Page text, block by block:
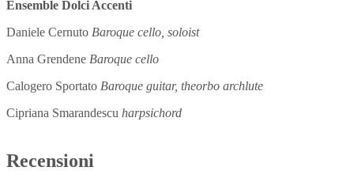
Ensemble Dolci Accenti
Daniele Cernuto Baroque cello, soloist
Anna Grendene Baroque cello
Calogero Sportato Baroque guitar, theorbo archlute
Cipriana Smarandescu harpsichord
Recensioni